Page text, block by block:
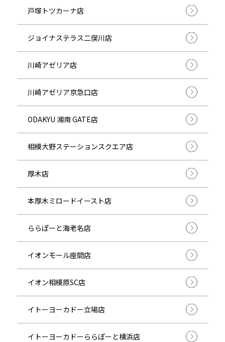
戸塚トツカーナ店
ジョイナステラス二俣川店
川崎アゼリア店
川崎アゼリア京急口店
ODAKYU 湘南 GATE店
相模大野ステーションスクエア店
厚木店
本厚木ミロードイースト店
ららぽーと海老名店
イオンモール座間店
イオン相模原SC店
イトーヨーカドー立場店
イトーヨーカドーららぽーと横浜店